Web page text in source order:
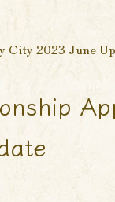
City 2023 June